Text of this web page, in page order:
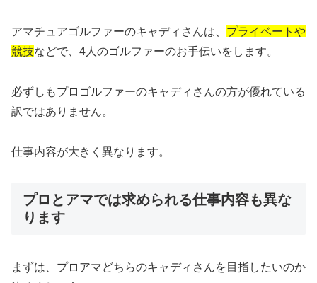
アマチュアゴルファーのキャディさんは、 プライベートや
競技などで、 4人のゴルファーのお手伝いをします。
必ずしもプロゴルファーのキャディさんの方が優れている
訳ではあ りません。
仕事内容が大きく異なります。
プロとアマでは求められる仕事内容も異な
ります
まずは、 プロアマどちらのキャディさんを目指したいのか